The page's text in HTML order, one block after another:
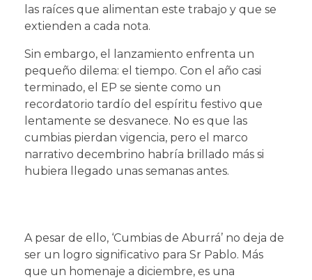
las raíces que alimentan este trabajo y que se
extienden a cada nota.
Sin embargo, el lanzamiento enfrenta un
pequeño dilema: el tiempo. Con el año casi
terminado, el EP se siente como un
recordatorio tardío del espíritu festivo que
lentamente se desvanece. No es que las
cumbias pierdan vigencia, pero el marco
narrativo decembrino habría brillado más si
hubiera llegado unas semanas antes.
A pesar de ello, ‘Cumbias de Aburrá’ no deja de
ser un logro significativo para Sr Pablo. Más
que un homenaje a diciembre, es una